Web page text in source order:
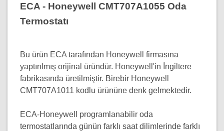
ECA - Honeywell CMT707A1055 Oda
Termostatı
Bu ürün ECA tarafından Honeywell firmasına
yaptırılmış orijinal üründür. Honeywell'in İngiltere
fabrikasında üretilmiştir. Birebir Honeywell
CMT707A1011 kodlu ürününe denk gelmektedir.
ECA-Honeywell programlanabilir oda
termostatlarında günün farklı saat dilimlerinde farklı